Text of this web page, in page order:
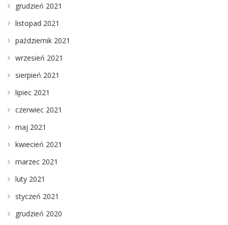
grudzień 2021
listopad 2021
październik 2021
wrzesień 2021
sierpień 2021
lipiec 2021
czerwiec 2021
maj 2021
kwiecień 2021
marzec 2021
luty 2021
styczeń 2021
grudzień 2020